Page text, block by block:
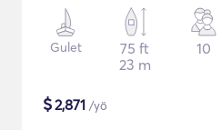
Gulet
75 ft
23 m
10
$2,871 /yö